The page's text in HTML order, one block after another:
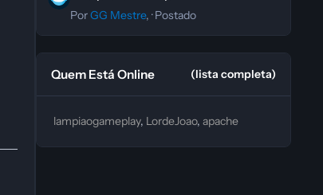
PorGG Mestre, ·Postado
Quem Está Online (lista completa)
lampiaogameplay LordeJoao apache